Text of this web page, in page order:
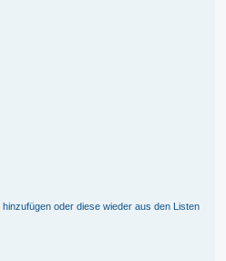
oder diese wieder aus den Listen